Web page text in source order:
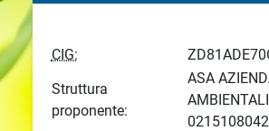
CIG:
Struttura
proponente:
ASA